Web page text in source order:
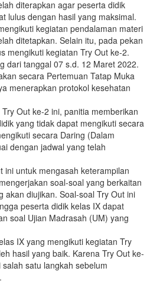
diterapkan agar peserta didik
lulus dengan hasil yang maksimal.
kegiatan pendalaman materi
ditetapkan. Selain itu, pada pekan
mengikuti kegiatan Try Out ke-2.
dari tanggal 07 s.d. 12 Maret 2022.
secara Pertemuan Tatap Muka
menerapkan protokol kesehatan
Out ke-2 ini, panitia memberikan
yang tidak dapat mengikuti secara
secara Daring (Dalam
dengan jadwal yang telah
ini untuk mengasah keterampilan
soal-soal yang berkaitan
akan diujikan. Soal-soal Try Out ini
peserta didik kelas IX dapat
soal Ujian Madrasah (UM) yang
IX yang mengikuti kegiatan Try
hasil yang baik. Karena Try Out ke-
satu langkah sebelum